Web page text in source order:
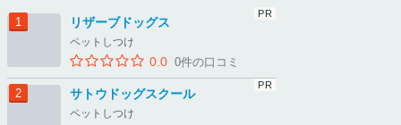
リザーブドッグス
ペットしつけ
0.0 0件の口コミ
サトウドッグスクール
ペットしつけ